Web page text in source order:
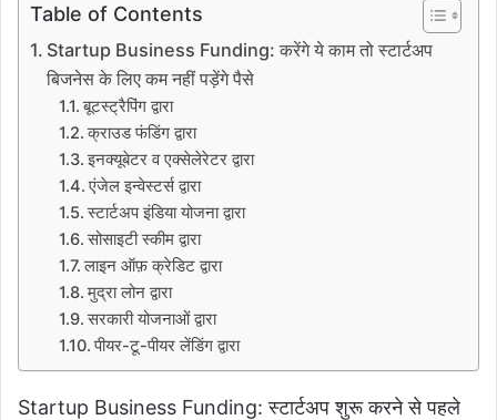
i
Table of Contents
Startup Business Funding: करेंगे ये काम तो स्टार्टअप
बिजनेस के लिए कम नहीं पड़ेंगे पैसे
बूटस्ट्रैपिंग द्वारा
क्राउड फंडिंग द्वारा
इनक्यूबेटर व एक्सेलेरेटर द्वारा
एंजेल इन्वेस्टर्स द्वारा
स्टार्टअप इंडिया योजना द्वारा
सोसाइटी स्कीम द्वारा
लाइन ऑफ़ क्रेडिट द्वारा
मुद्रा लोन द्वारा
सरकारी योजनाओं द्वारा
पीयर-टू-पीयर लेंडिंग द्वारा
Startup Business Funding: स्टार्टअप शुरू करने से पहले